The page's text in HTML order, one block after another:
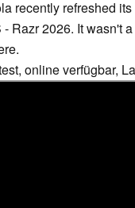
recently refreshed
- Razr 2026. It wasn't
online verfügbar,